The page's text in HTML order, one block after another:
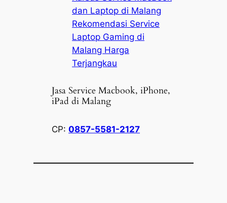
dan Laptop di Malang
Rekomendasi Service
Laptop Gaming di
Malang Harga
Terjangkau
Jasa Service Macbook, iPhone,
iPad di Malang
CP:0857-5581-2127